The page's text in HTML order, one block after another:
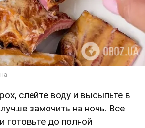
слейте воду и высыпьте в
замочить на ночь. Все
готовьте до полной